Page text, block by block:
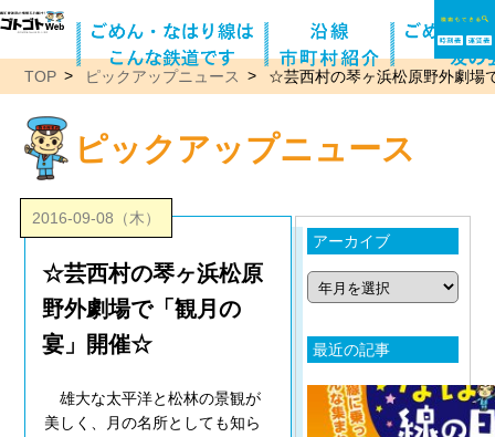
TOP ピックアップニュース ☆芸西村の琴ヶ浜松原野外劇場
ピックアップニュース
2016-09-08（木）
☆芸西村の琴ヶ浜松原
野外劇場で「観月の
宴」開催☆
雄大な太平洋と松林の景観が
美しく、月の名所としても知ら
アーカイブ
最近の記事